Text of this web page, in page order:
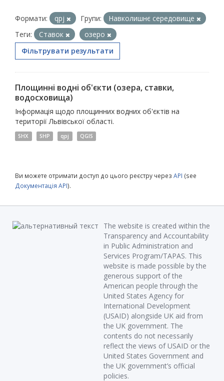
Формати: qpj Групи:
Навколишнє середовище
Теги:
Ставок
озеро
Фільтрувати результати
Площинні водні об'єкти (озера, ставки,
водосховища)
Інформація щодо площинних водних об'єктів на
території Львівської області.
SHX SHP qpj QGIS
Ви можете отримати доступ до цього реєстру через API (see
Документація API).
The website is created within the
Transparency and Accountability
in Public Administration and
Services Program/TAPAS. This
website is made possible by the
generous support of the
American people through the
United States Agency for
International Development
(USAID) alongside UK aid from
the UK government. The
contents do not necessarily
reflect the views of USAID or the
United States Government and
the UK government’s official
policies.